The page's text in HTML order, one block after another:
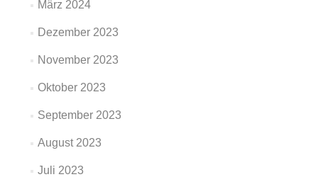
März 2024
Dezember 2023
November 2023
Oktober 2023
September 2023
August 2023
Juli 2023